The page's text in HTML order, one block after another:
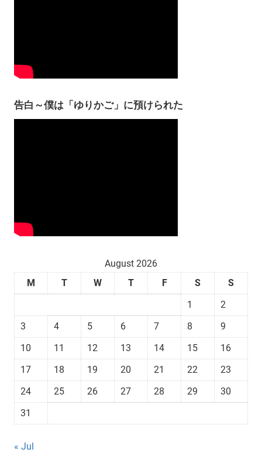
告白～僕は「ゆりかご」に預けられた
August 2026
M
T W T F S
S
1
2
3
4 5 6 7 8
9
10
11 12 13 14 15
16
17
18 19 20 21 22
23
24
25 26 27 28 29
30
31
« Jul